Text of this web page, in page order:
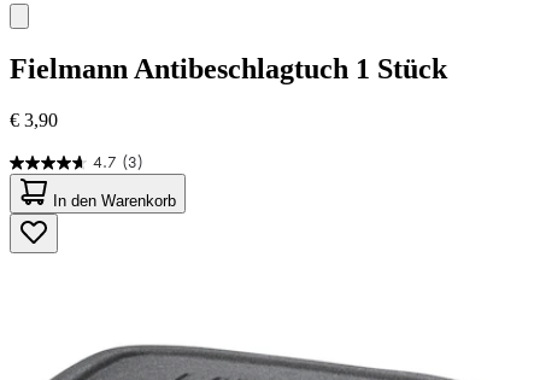
FielmannAntibeschlagtuch 1 Stück
€ 3,90
4.7 (3)
4.7
von
5
Sternen.
3
In den Warenkorb